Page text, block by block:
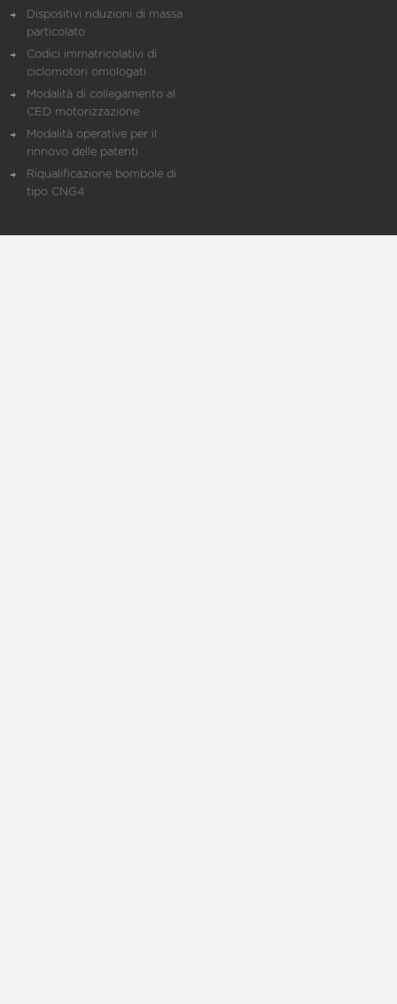
Dispositivi riduzioni di massa
particolato
Codici immatricolativi di
ciclomotori omologati
Modalità di collegamento al
CED motorizzazione
Modalità operative per il
rinnovo delle patenti
Riqualificazione bombole di
tipo CNG4